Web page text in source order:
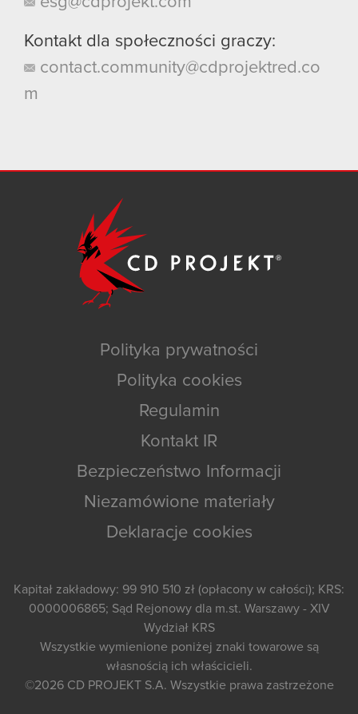
Kontakt dla społeczności graczy:
contact.community@cdprojektred.co
m
Polityka prywatności
Polityka cookies
Regulamin
Kontakt IR
Bezpieczeństwo Informacji
Niezamówione materiały
Deklaracje cookies
Kapitał zakładowy: 99 910 510 zł (opłacony w całości); KRS:
0000006865; Sąd Rejonowy dla m.st. Warszawy - XIV
Wydział KRS
Wszystkie wymienione poniżej znaki towarowe są
własnością ich właścicieli.
©2026 CD PROJEKT S.A. Wszystkie prawa zastrzeżone